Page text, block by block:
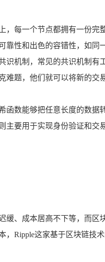
，每一个节点都拥有一份
性和出色的容错性，如同
机制，常见的共识机制
题，他们就可以将新的
数能够把任意长度的数
要用于实现身份验证和
、成本居高不下等，而
Ripple这家基于区块链技